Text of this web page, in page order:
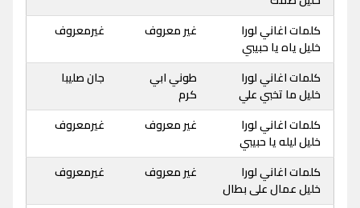
كلمات اغاني لورا
خليل ياه يا حبيبي
غير معروف غيرمعروف
كلمات اغاني لورا
خليل ما تخبي علي
طوني ابي
كرم
جان صليبا
كلمات اغاني لورا
خليل ليله يا حبيبي
غير معروف غيرمعروف
كلمات اغاني لورا
خليل عمال على بطال
غير معروف غيرمعروف